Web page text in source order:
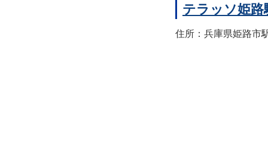
テラッソ姫路
住所：兵庫県姫路市